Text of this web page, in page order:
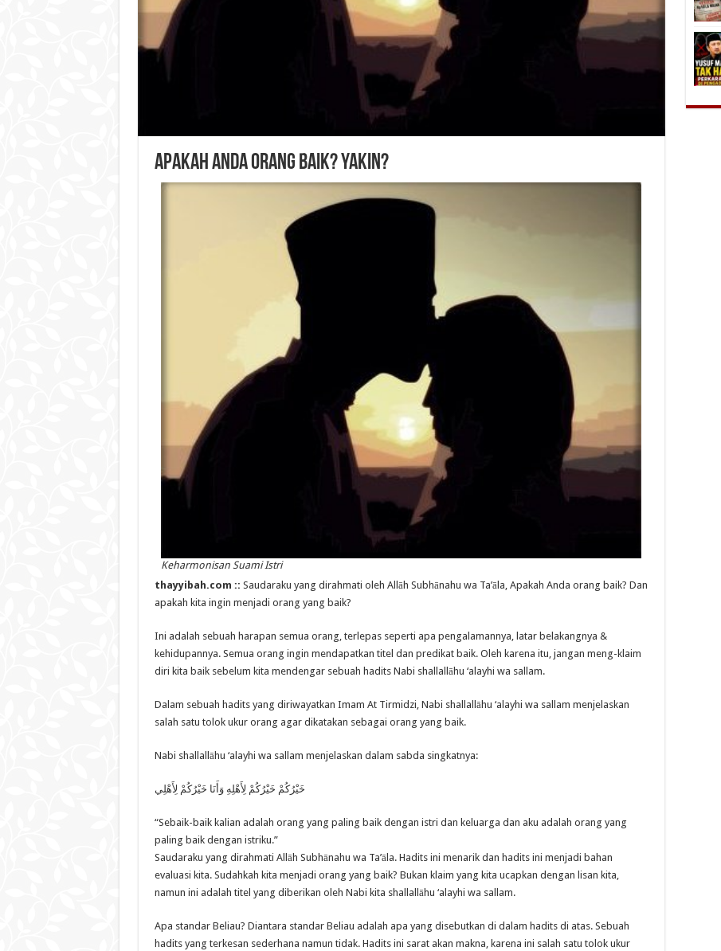
Apakah Anda Orang Baik? Yakin?
Keharmonisan Suami Istri
thayyibah.com :: Saudaraku yang dirahmati oleh Allāh Subhānahu wa Ta’āla, Apakah Anda orang baik? Dan
apakah kita ingin menjadi orang yang baik?
Ini adalah sebuah harapan semua orang, terlepas seperti apa pengalamannya, latar belakangnya &
kehidupannya. Semua orang ingin mendapatkan titel dan predikat baik. Oleh karena itu, jangan meng-klaim
diri kita baik sebelum kita mendengar sebuah hadits Nabi shallallāhu ‘alayhi wa sallam.
Dalam sebuah hadits yang diriwayatkan Imam At Tirmidzi, Nabi shallallāhu ‘alayhi wa sallam menjelaskan
salah satu tolok ukur orang agar dikatakan sebagai orang yang baik.
Nabi shallallāhu ‘alayhi wa sallam menjelaskan dalam sabda singkatnya:
خَيْرُكُمْ خَيْرُكُمْ لِأَهْلِهِ وَأَنَا خَيْرُكُمْ لِأَهْلِي
“Sebaik-baik kalian adalah orang yang paling baik dengan istri dan keluarga dan aku adalah orang yang
paling baik dengan istriku.”
Saudaraku yang dirahmati Allāh Subhānahu wa Ta’āla. Hadits ini menarik dan hadits ini menjadi bahan
evaluasi kita. Sudahkah kita menjadi orang yang baik? Bukan klaim yang kita ucapkan dengan lisan kita,
namun ini adalah titel yang diberikan oleh Nabi kita shallallāhu ‘alayhi wa sallam.
Apa standar Beliau? Diantara standar Beliau adalah apa yang disebutkan di dalam hadits di atas. Sebuah
hadits yang terkesan sederhana namun tidak. Hadits ini sarat akan makna, karena ini salah satu tolok ukur